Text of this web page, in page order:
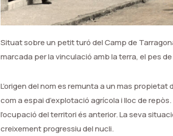
Situat sobre un petit turó del Camp de
marcada per la vinculació amb la terra, el pes
L’origen del nom es remunta a un mas
com a espai d’explotació agrícola i lloc de
l’ocupació del territori és anterior. La seva
creixement progressiu del nucli.